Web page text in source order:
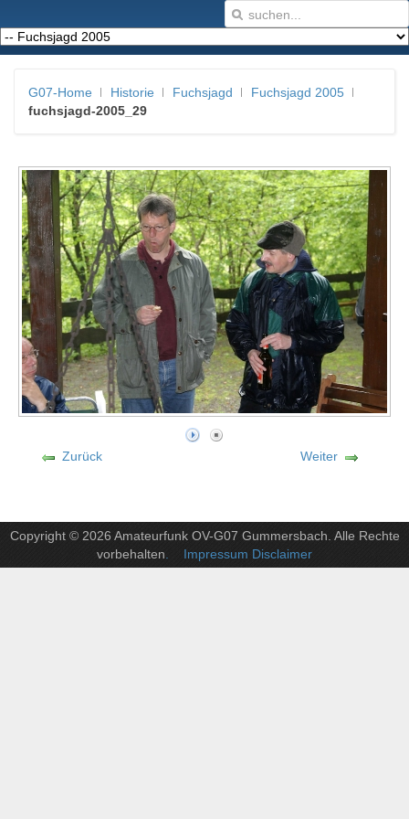
G07-Home Historie Fuchsjagd
Fuchsjagd 2005
fuchsjagd-2005_29
Zurück Weiter
Copyright © 2026 Amateurfunk OV-G07 Gummersbach. Alle Rechte
vorbehalten . Impressum Disclaimer